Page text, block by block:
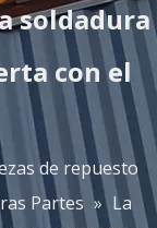
soldadura
con el
de repuesto
Partes » La